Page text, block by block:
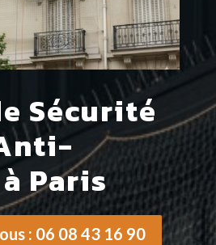
Sécurité
Paris
: 06 08 43 16 90